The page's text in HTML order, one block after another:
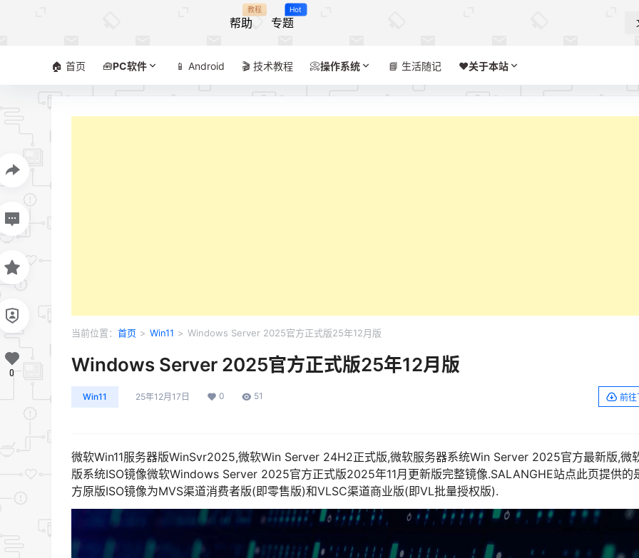
帮助
教程
专题
Hot
🏠 首页 🧰PC软件 📱 Android 🎬 技术教程 📀操作系统 📘 生活随记 ❤️‍关于本站
当前位置： 首页 > Win11 > Windows Server 2025官方正式版25年12月版
Windows Server 2025官方正式版25年12月版
Win11 25年12月17日 0 51 前往
微软Win11服务器版WinSvr2025,微软Win Server 24H2正式版,微软服务器系统Win Server 2025官方最新版,微
版系统ISO镜像微软Windows Server 2025官方正式版2025年11月更新版完整镜像.SALANGHE站点此页提供的
方原版ISO镜像为MVS渠道消费者版(即零售版)和VLSC渠道商业版(即VL批量授权版).
0